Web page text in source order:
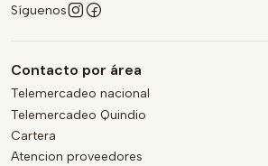
Síguenos
Contacto por área
Telemercadeo nacional
Telemercadeo Quindio
Cartera
Atencion proveedores